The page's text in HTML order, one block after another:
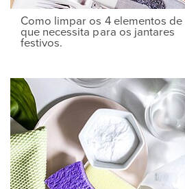
Como limpar os 4 elementos de
que necessita para os jantares
festivos.